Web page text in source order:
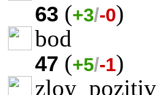
63 (+3/-0)
bod
47 (+5/-1)
zloy_pozitiv